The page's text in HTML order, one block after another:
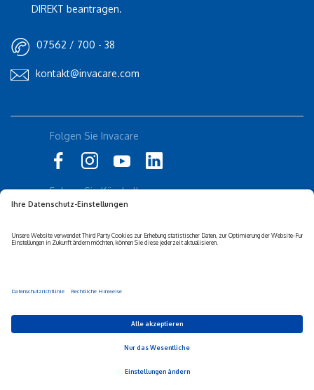
DIREKT beantragen.
07562 / 700 - 38
kontakt@invacare.com
Barrierefreiheits-erklärung
Folgen Sie Invacare
Folgen Sie Küschall